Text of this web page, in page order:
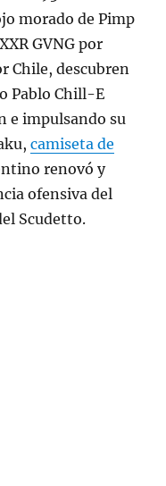
morado de Pimp
GVNG por
Chile, descubren
Pablo Chill-E
e impulsando su
camiseta de
renovó y
ofensiva del
Scudetto.